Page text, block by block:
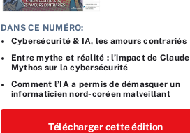
DANS CE NUMÉRO:
Cybersécurité & IA, les amours contrariés
Entre mythe et réalité : l’impact de Claude
Mythos sur la cybersécurité
Comment l’IA a permis de démasquer un
informaticien nord-coréen malveillant
Télécharger cette édition